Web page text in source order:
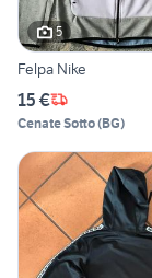
5
Felpa Nike
15 €
Cenate Sotto(BG)